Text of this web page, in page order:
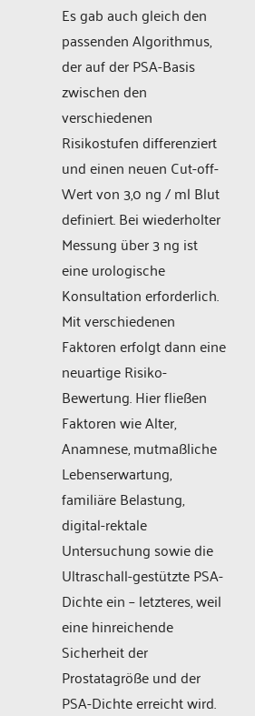
Es gab auch gleich den
passenden Algorithmus,
der auf der PSA-Basis
zwischen den
verschiedenen
Risikostufen differenziert
und einen neuen Cut-off-
Wert von 3,0 ng / ml Blut
definiert. Bei wiederholter
Messung über 3 ng ist
eine urologische
Konsultation erforderlich.
Mit verschiedenen
Faktoren erfolgt dann eine
neuartige Risiko-
Bewertung. Hier fließen
Faktoren wie Alter,
Anamnese, mutmaßliche
Lebenserwartung,
familiäre Belastung,
digital-rektale
Untersuchung sowie die
Ultraschall-gestützte PSA-
Dichte ein – letzteres, weil
eine hinreichende
Sicherheit der
Prostatagröße und der
PSA-Dichte erreicht wird.